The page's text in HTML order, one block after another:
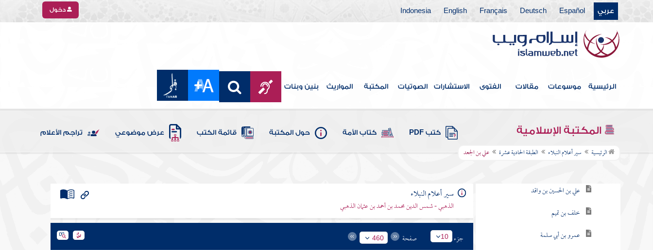
عربي Español
Deutsch
Français
English
Indonesia دخول
الرئيسية موسوعات مقالات الفتوى الاستشارات الصوتيات المكتبة المواريث بنين وبنات
المكتبة الإسلامية كتب PDF كتاب الأمة حول المكتبة قائمة الكتب عرض موضوعي تراجم الأعلام
الرئيسية سير أعلام النبلاء الطبقة الحادية عشرة علي بن الجعد
الطبقة الرابعة
الطبقة الخامسة
الطبقة السادسة
الطبقة السابعة
الطبقة التاسعة
الطبقة العاشرة
الطبقة الحادية عشرة
علي بن الحسين بن واقد
خلف بن تميم
عمرو بن أبي سلمة
سير أعلام النبلاء
الذهبي - شمس الدين محمد بن أحمد بن عثمان الذهبي
جزء 10 صفحة 460